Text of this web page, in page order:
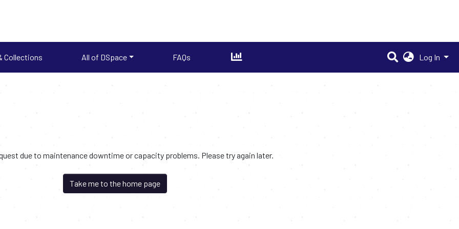
Collections All of DSpace FAQs Log In
due to maintenance downtime or capacity problems. Please try again later.
Take me to the home page